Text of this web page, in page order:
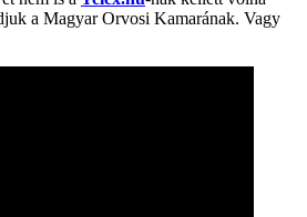
a Magyar Orvosi Kamarának. Vagy